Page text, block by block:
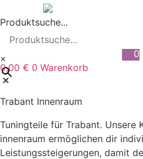
Inhalt
wechseln
Produktsuche...
×
0
0,00 € 0 Warenkorb
Trabant Innenraum
Tuningteile für Trabant. Unsere
innenraum ermöglichen dir
Leistungssteigerungen, damit